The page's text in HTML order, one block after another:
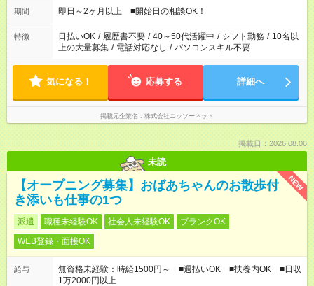
期間 即日～2ヶ月以上 ■開始日の相談OK！
特徴 日払いOK / 履歴書不要 / 40～50代活躍中 / シフト勤務 / 10名以
上の大量募集 / 電話対応なし / パソコンスキル不要
気になる！ 応募する 詳細へ
掲載元企業名 株式会社ニッソーネット
掲載日：2026.08.06
未読
NEW
【オープニング募集】おばあちゃんのお散歩付
き添いも仕事の1つ
派遣 職種未経験OK 社会人未経験OK
ブランクOK
WEB登録・面接OK
給与
無資格未経験：時給1500円～ ■週払いOK ■扶養内OK ■日収
1万2000円以上